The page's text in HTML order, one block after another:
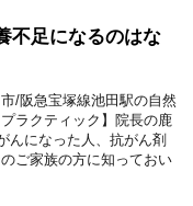
不足になるのはな
/阪急宝塚線池田駅の自然
ラクティック】院長の鹿
んになった人、抗がん剤
ご家族の方に知っておい